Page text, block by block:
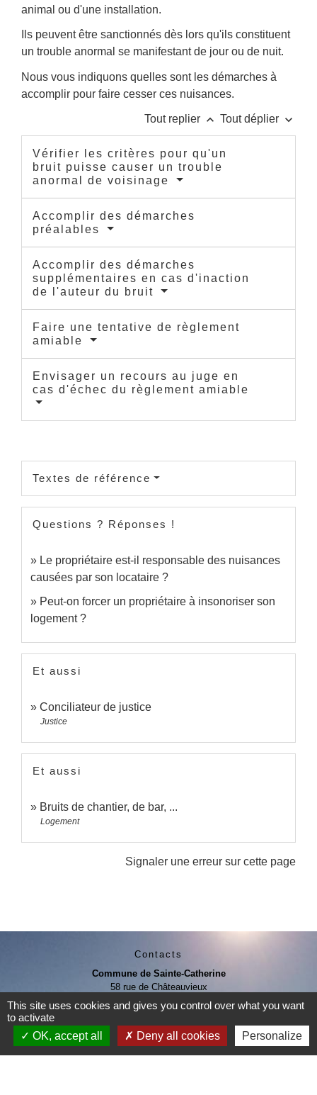
animal ou d'une installation.
Ils peuvent être sanctionnés dès lors qu'ils constituent
un trouble anormal se manifestant de jour ou de nuit.
Nous vous indiquons quelles sont les démarches à
accomplir pour faire cesser ces nuisances.
Tout replier keyboard_arrow_up Tout déplier keyboard_arrow_down
Vérifier les critères pour qu'un
bruit puisse causer un trouble
anormal de voisinage
Accomplir des démarches
préalables
Accomplir des démarches
supplémentaires en cas d'inaction
de l'auteur du bruit
Faire une tentative de règlement
amiable
Envisager un recours au juge en
cas d'échec du règlement amiable
Textes de référence
Questions ? Réponses !
Le propriétaire est-il responsable des nuisances
causées par son locataire ?
Peut-on forcer un propriétaire à insonoriser son
logement ?
Et aussi
Conciliateur de justice
Justice
Et aussi
Bruits de chantier, de bar, ...
Logement
Signaler une erreur sur cette page
Contacts
Commune de Sainte-Catherine
58 rue de Châteauvieux
69440 Sainte-Catherine - FRANCE
+33 4 78 81 80 10
Contact par formulaire
This site uses cookies and gives you control over what you want
to activate
OK, accept all
Deny all cookies Personalize